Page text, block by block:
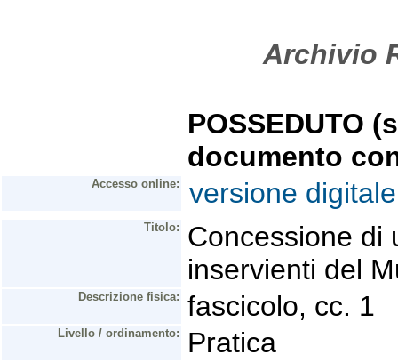
Archivio
POSSEDUTO
documento
Accesso online: versione digitale
Titolo:
Concessione di
inservienti del
Descrizione fisica: fascicolo, cc. 1
Livello / ordinamento: Pratica